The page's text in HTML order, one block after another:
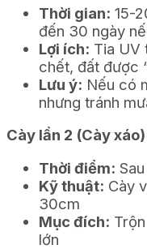
Thời gian: 15-
đến 30 ngày
Lợi ích: Tia UV
chết, đất được
Lưu ý: Nếu có
nhưng tránh
Cày lần 2 (Cày
Thời điểm:
Kỹ thuật: Cày
30cm
Mục đích:
lớn